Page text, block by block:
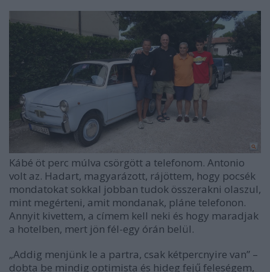
Kábé öt perc múlva csörgött a telefonom. Antonio
volt az. Hadart, magyarázott, rájöttem, hogy pocsék
mondatokat sokkal jobban tudok összerakni olaszul,
mint megérteni, amit mondanak, pláne telefonon.
Annyit kivettem, a címem kell neki és hogy maradjak
a hotelben, mert jön fél-egy órán belül.
„Addig menjünk le a partra, csak kétpercnyire van” –
dobta be mindig optimista és hideg fejű feleségem,